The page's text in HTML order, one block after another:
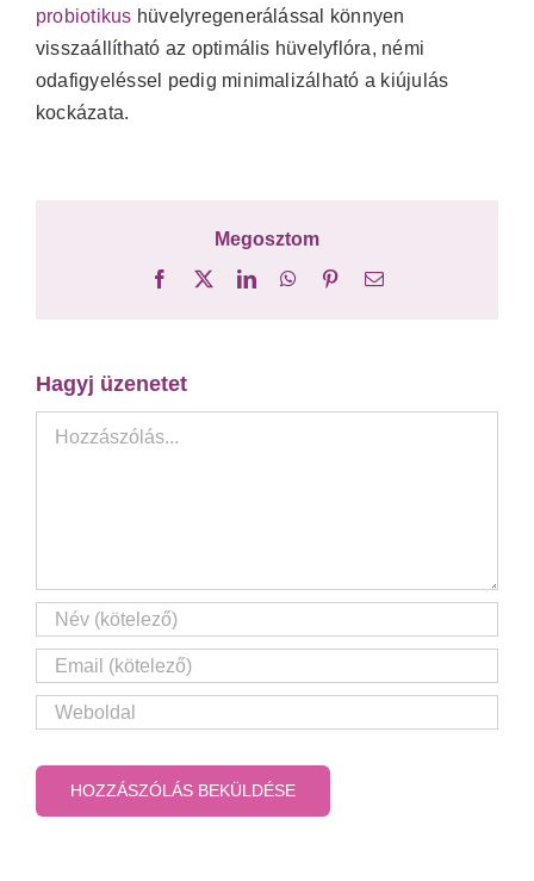
probiotikus hüvelyregenerálással könnyen
visszaállítható az optimális hüvelyflóra, némi
odafigyeléssel pedig minimalizálható a kiújulás
kockázata.
Megosztom
Facebook
X LinkedInWhatsApp
PinterestEmail:
Hagyj üzenetet
Hozzászólás